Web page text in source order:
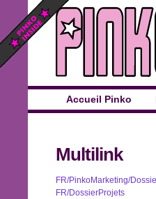
Accueil Pinko
Multilink
FR/PinkoMarketing/
FR/DossierProjets